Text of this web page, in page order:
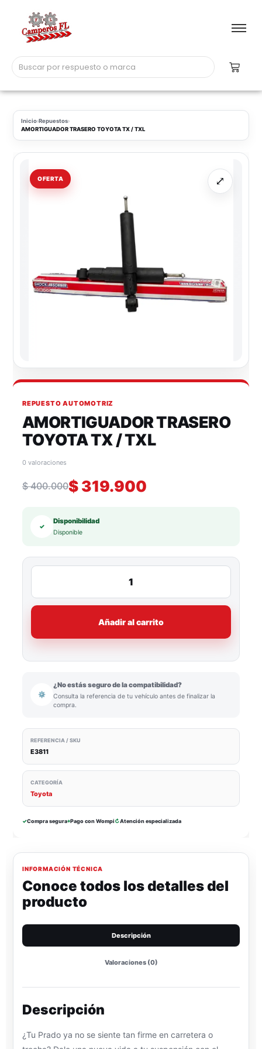
Inicio›Repuestos›
AMORTIGUADOR TRASERO TOYOTA TX / TXL
OFERTA ⤢
REPUESTO AUTOMOTRIZ
AMORTIGUADOR TRASERO
TOYOTA TX / TXL
0 valoraciones
$400.000$319.900
✓
Disponibilidad
Disponible
Añadir al carrito
⚙
¿No estás seguro de la compatibilidad?
Consulta la referencia de tu vehículo antes de finalizar la
compra.
REFERENCIA / SKU
E3811
CATEGORÍA
Toyota
✓Compra segura⌖Pago con Wompi↻Atención especializada
INFORMACIÓN TÉCNICA
Conoce todos los detalles del
producto
Descripción
Valoraciones (0)
Descripción
¿Tu Prado ya no se siente tan firme en carretera o